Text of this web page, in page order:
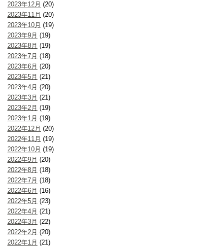
2023年12月 (20)
2023年11月 (20)
2023年10月 (19)
2023年9月 (19)
2023年8月 (19)
2023年7月 (18)
2023年6月 (20)
2023年5月 (21)
2023年4月 (20)
2023年3月 (21)
2023年2月 (19)
2023年1月 (19)
2022年12月 (20)
2022年11月 (19)
2022年10月 (19)
2022年9月 (20)
2022年8月 (18)
2022年7月 (18)
2022年6月 (16)
2022年5月 (23)
2022年4月 (21)
2022年3月 (22)
2022年2月 (20)
2022年1月 (21)